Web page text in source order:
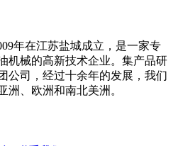
年在江苏盐城成立，是一家专
机械的高新技术企业。集产品研
公司，经过十余年的发展，我们
洲、欧洲和南北美洲。